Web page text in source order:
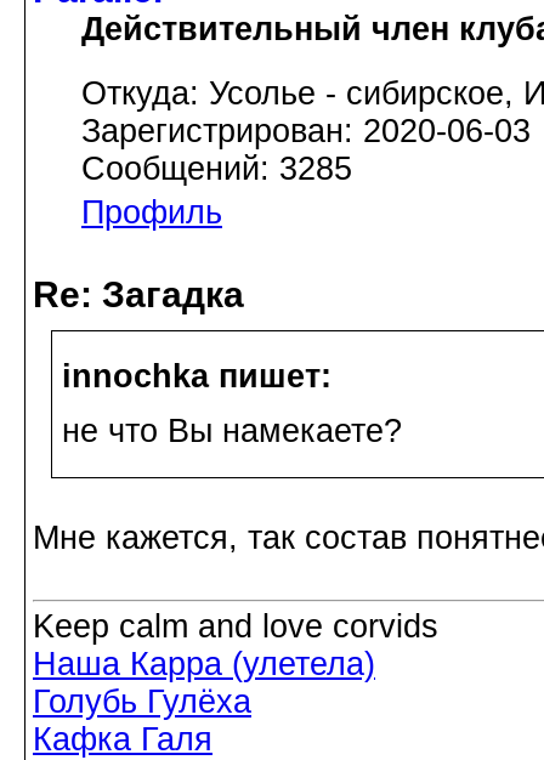
Действительный член
Откуда: Усолье - сибирское,
Зарегистрирован: 2020-06-03
Сообщений: 3285
Профиль
Re: Загадка
innochka пишет:
не что Вы намекаете?
Мне кажется, так состав
Keep calm and love corvids
Наша Карра (улетела)
Голубь Гулёха
Кафка Галя